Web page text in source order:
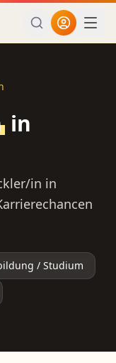
in
in in
/ Studium